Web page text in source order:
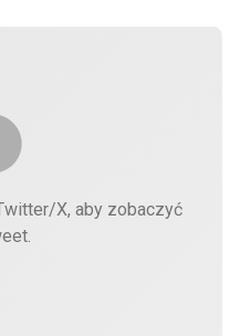
X, aby zobaczyć